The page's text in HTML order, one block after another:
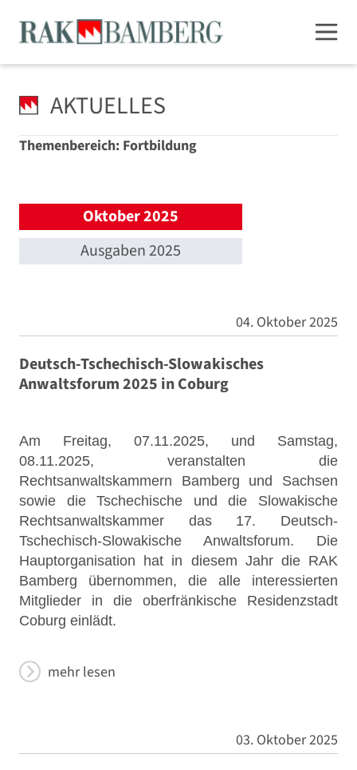
AKTUELLES
Themenbereich: Fortbildung
Oktober 2025
Ausgaben 2025
04. Oktober 2025
Deutsch-Tschechisch-Slowakisches
Anwaltsforum 2025 in Coburg
Am Freitag, 07.11.2025, und Samstag,
08.11.2025, veranstalten die
Rechtsanwaltskammern Bamberg und Sachsen
sowie die Tschechische und die Slowakische
Rechtsanwaltskammer das 17. Deutsch-
Tschechisch-Slowakische Anwaltsforum. Die
Hauptorganisation hat in diesem Jahr die RAK
Bamberg übernommen, die alle interessierten
Mitglieder in die oberfränkische Residenzstadt
Coburg einlädt.
mehr lesen
03. Oktober 2025